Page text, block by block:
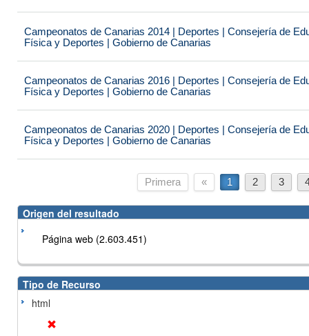
Campeonatos de Canarias 2014 | Deportes | Consejería de
Física y Deportes | Gobierno de Canarias
Campeonatos de Canarias 2016 | Deportes | Consejería de
Física y Deportes | Gobierno de Canarias
Campeonatos de Canarias 2020 | Deportes | Consejería de
Física y Deportes | Gobierno de Canarias
Primera « 1 2 3
Origen del resultado
Página web (2.603.451)
Tipo de Recurso
html